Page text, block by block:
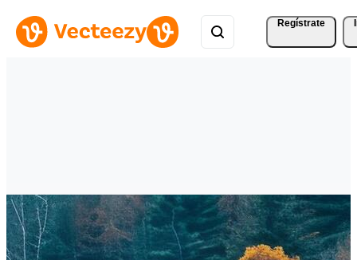
Regístrate